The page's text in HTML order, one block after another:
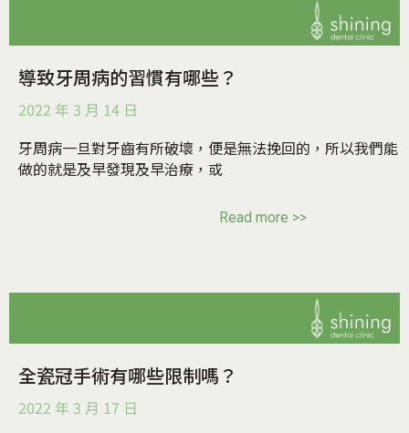
導致牙周病的習慣有哪些？
2022 年 3 月 14 日
牙周病一旦對牙齒有所破壞，便是無法挽回的，所以我們能
做的就是及早發現及早治療，或
Read more >>
全瓷冠手術有哪些限制嗎？
2022 年 3 月 17 日